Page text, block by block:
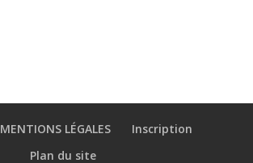
MENTIONS LÉGALES
Inscription
Plan du site